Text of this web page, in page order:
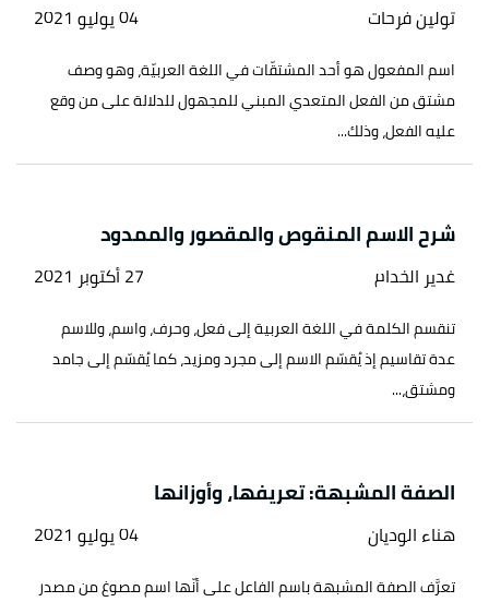
تولين فرحات 04 يوليو 2021
اسم المفعول هو أحد المشتقّات في اللغة العربيّة، وهو وصف
مشتق من الفعل المتعدي المبني للمجهول للدلالة على من وقع
عليه الفعل، وذلك...
شرح الاسم المنقوص والمقصور والممدود
غدير الخدام 27 أكتوبر 2021
تنقسم الكلمة في اللغة العربية إلى فعل، وحرف، واسم، وللاسم
عدة تقاسيم إذ يُقسّم الاسم إلى مجرد ومزيد، كما يُقسّم إلى جامد
ومشتق،...
الصفة المشبهة: تعريفها، وأوزانها
هناء الوديان 04 يوليو 2021
تعرَّف الصفة المشبهة باسم الفاعل على أنّها اسم مصوغ من مصدر